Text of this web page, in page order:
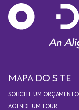
MAPA DO SITE
SOLICITE UM ORÇAMENTO
AGENDE UM TOUR